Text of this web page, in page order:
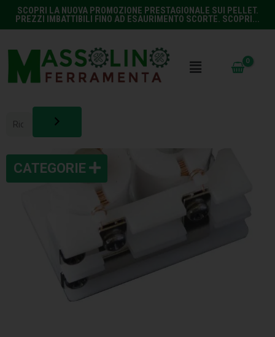
SCOPRI LA NUOVA PROMOZIONE PRESTAGIONALE SUI PELLET.
PREZZI IMBATTIBILI FINO AD ESAURIMENTO SCORTE. SCOPRI...